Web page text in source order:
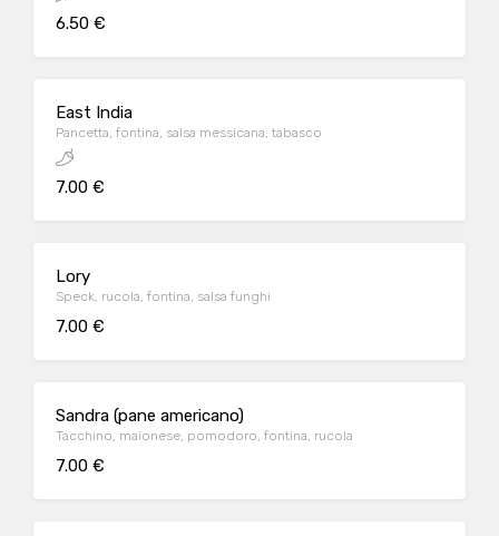
6.50 €
East India
Pancetta, fontina, salsa messicana, tabasco
7.00 €
Lory
Speck, rucola, fontina, salsa funghi
7.00 €
Sandra (pane americano)
Tacchino, maionese, pomodoro, fontina, rucola
7.00 €